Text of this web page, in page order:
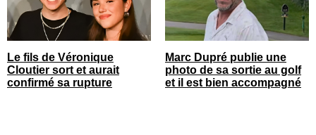
Le fils de Véronique
Cloutier sort et aurait
confirmé sa rupture
Marc Dupré publie une
photo de sa sortie au golf
et il est bien accompagné